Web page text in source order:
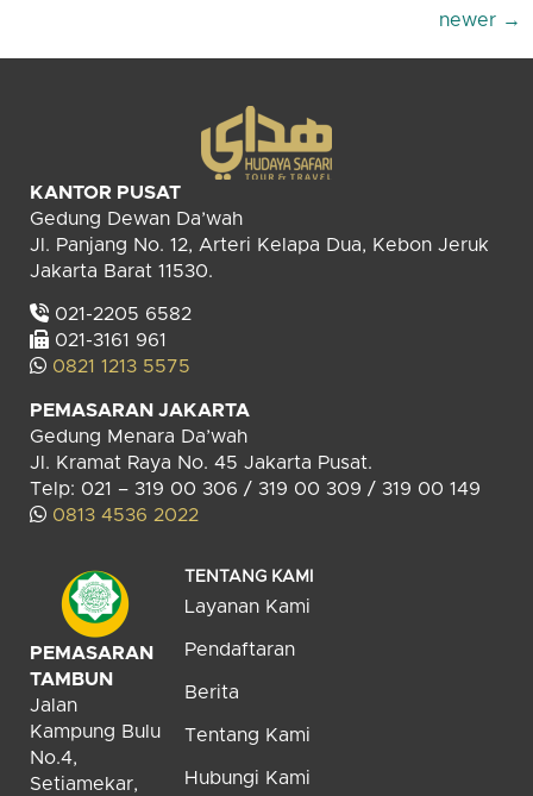
newer →
KANTOR PUSAT
Gedung Dewan Da’wah
Jl. Panjang No. 12, Arteri Kelapa Dua, Kebon Jeruk
Jakarta Barat 11530.
021-2205 6582
021-3161 961
0821 1213 5575
PEMASARAN JAKARTA
Gedung Menara Da’wah
Jl. Kramat Raya No. 45 Jakarta Pusat.
Telp: 021 – 319 00 306 / 319 00 309 / 319 00 149
0813 4536 2022
PEMASARAN
TAMBUN
Jalan
Kampung Bulu
No.4,
Setiamekar,
TENTANG KAMI
Layanan Kami
Pendaftaran
Berita
Tentang Kami
Hubungi Kami